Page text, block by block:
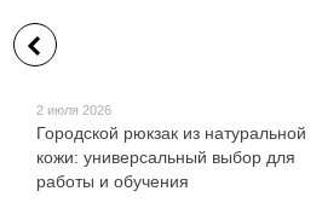
2 июля 2026
Городской рюкзак из натуральной
кожи: универсальный выбор для
работы и обучения